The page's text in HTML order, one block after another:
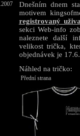
Dnešním dnem
motivem
registrovaný
sekci Web-info
naleznete další
velikost trička,
objednávek je
Náhled na tričko:
Přední strana